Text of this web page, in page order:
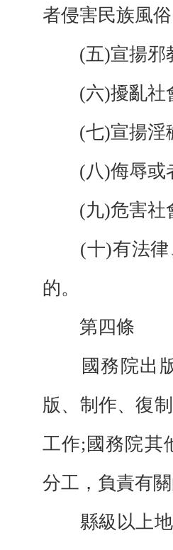
者侵害民族風
(五)宣揚邪
(六)擾亂社
(七)宣揚淫穢
(八)侮辱或者
(九)危害社會
(十)有法律
的。
第四條
國務院出版
版、制作、復
工作;國務院其
分工，負責有
縣級以上地